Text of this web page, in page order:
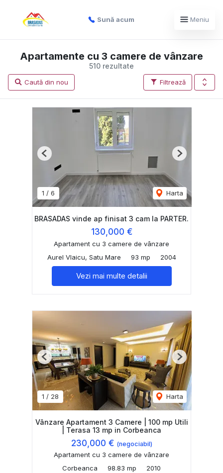
Sună acum Meniu
510 rezultate
Apartamente cu 3 camere de vânzare
Filtrează
Caută din nou
1 / 6 Harta
Previous Next
BRASADAS vinde ap finisat 3 cam la PARTER.
130,000 €
Apartament cu 3 camere de vânzare
Aurel Vlaicu, Satu Mare
93 mp 2004
Vezi mai multe detalii
1 / 28 Harta
Previous Next
Vânzare Apartament 3 Camere | 100 mp Utili
| Terasa 13 mp in Corbeanca
230,000 € (negociabil)
Apartament cu 3 camere de vânzare
Corbeanca
98.83 mp 2010